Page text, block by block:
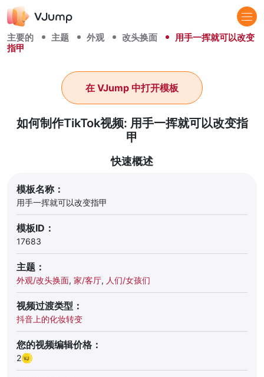
主要的 主题 外观 改头换面
用手一挥就可以改变
指甲
如何制作TikTok视频: 用手一挥就可以改变指
甲
在 VJump 中打开模板
快速概述
模板名称：
用手一挥就可以改变指甲
模板ID：
17683
主题：
外观/改头换面, 家/客厅, 人们/女孩们
视频过渡类型：
抖音上的化妆转变
您的视频编辑价格：
2